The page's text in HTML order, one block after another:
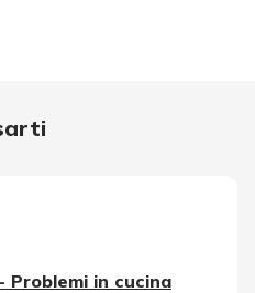
in cucina